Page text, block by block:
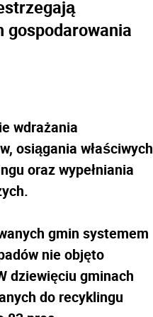
gospodarowania
wdrażania
osiągania właściwych
oraz wypełniania
gmin systemem
nie objęto
dziewięciu gminach
do recyklingu